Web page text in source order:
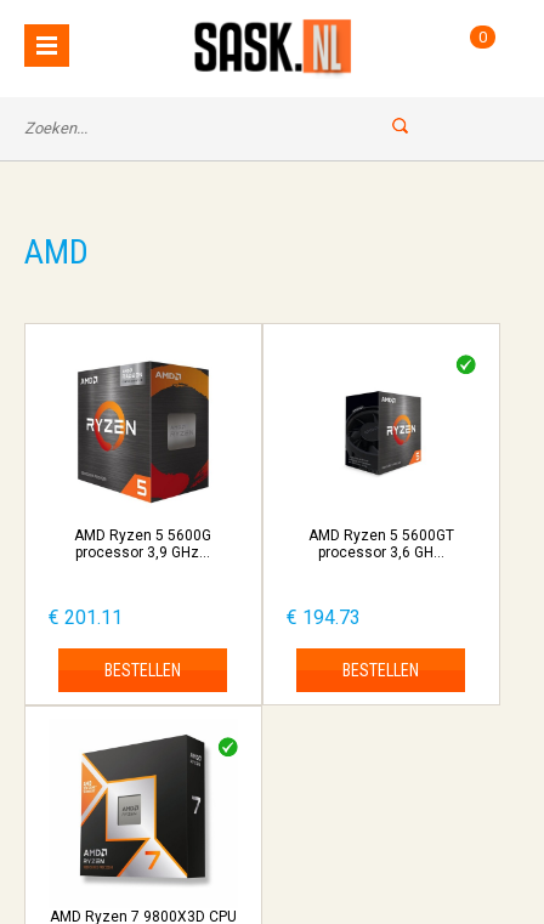
0
AMD
AMD Ryzen 5 5600G
processor 3,9 GHz...
€ 201.11
BESTELLEN
AMD Ryzen 5 5600GT
processor 3,6 GH...
€ 194.73
BESTELLEN
AMD Ryzen 7 9800X3D CPU